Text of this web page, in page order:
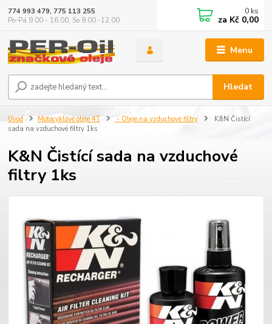
Menu
Hledat
774 993 479, 775 113 255
Po-Pá 9.00 - 16.00, So 9.00 -12.00
0 ks
za Kč 0,00
Úvod Motocyklové oleje 4T - Oleje na vzduchové filtry
K&N Čistící
sada na vzduchové filtry 1ks
K&N Čistící sada na vzduchové
filtry 1ks